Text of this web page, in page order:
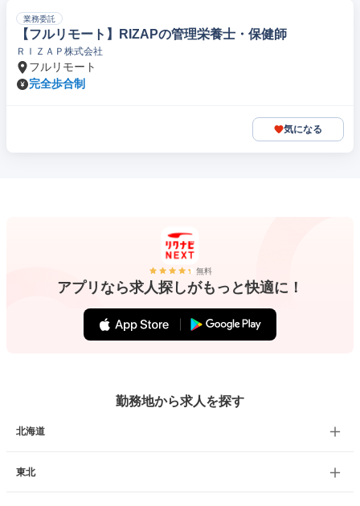
業務委託
【フルリモート】RIZAPの管理栄養士・保健師
ＲＩＺＡＰ株式会社
フルリモート
完全歩合制
気になる
無料
アプリなら求人探しがもっと快適に！
勤務地から求人を探す
北海道
東北